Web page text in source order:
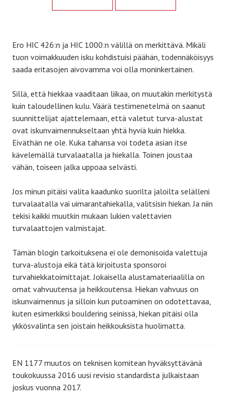
Ero HIC 426:n ja HIC 1000:n välillä on merkittävä. Mikäli
tuon voimakkuuden isku kohdistuisi päähän, todennäköisyys
saada eritasojen aivovamma voi olla moninkertainen.
Sillä, että hiekkaa vaaditaan liikaa, on muutakin merkitystä
kuin taloudellinen kulu. Väärä testimenetelmä on saanut
suunnittelijat ajattelemaan, että valetut turva-alustat
ovat iskunvaimennukseltaan yhtä hyviä kuin hiekka.
Eiväthän ne ole. Kuka tahansa voi todeta asian itse
kävelemällä turvalaatalla ja hiekalla. Toinen joustaa
vähän, toiseen jalka uppoaa selvästi.
Jos minun pitäisi valita kaadunko suorilta jaloilta selälleni
turvalaatalla vai uimarantahiekalla, valitsisin hiekan. Ja niin
tekisi kaikki muutkin mukaan lukien valettavien
turvalaattojen valmistajat.
Tämän blogin tarkoituksena ei ole demonisoida valettuja
turva-alustoja eikä tätä kirjoitusta sponsoroi
turvahiekkatoimittajat. Jokaisella alustamateriaalilla on
omat vahvuutensa ja heikkoutensa. Hiekan vahvuus on
iskunvaimennus ja silloin kun putoaminen on odotettavaa,
kuten esimerkiksi bouldering seinissä, hiekan pitäisi olla
ykkösvalinta sen joistain heikkouksista huolimatta.
EN 1177 muutos on teknisen komitean hyväksyttävänä
toukokuussa 2016 uusi revisio standardista julkaistaan
joskus vuonna 2017.